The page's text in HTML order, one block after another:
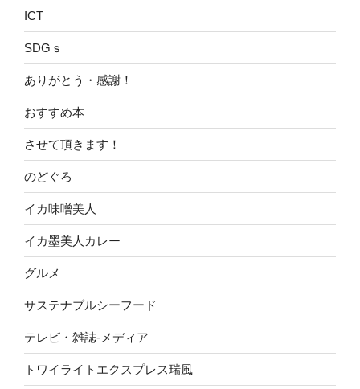
ICT
SDGｓ
ありがとう・感謝！
おすすめ本
させて頂きます！
のどぐろ
イカ味噌美人
イカ墨美人カレー
グルメ
サステナブルシーフード
テレビ・雑誌-メディア
トワイライトエクスプレス瑞風